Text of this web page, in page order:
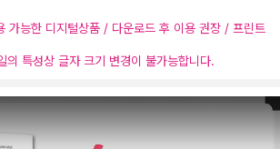
가능한 디지털상품 / 다운로드 후 이용 권장 / 프린트
의 특성상 글자 크기 변경이 불가능합니다.